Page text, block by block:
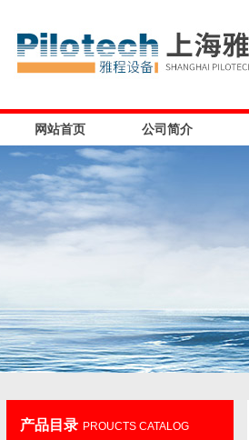
网站首页 公司简介
产品目录 PROUCTS CATALOG